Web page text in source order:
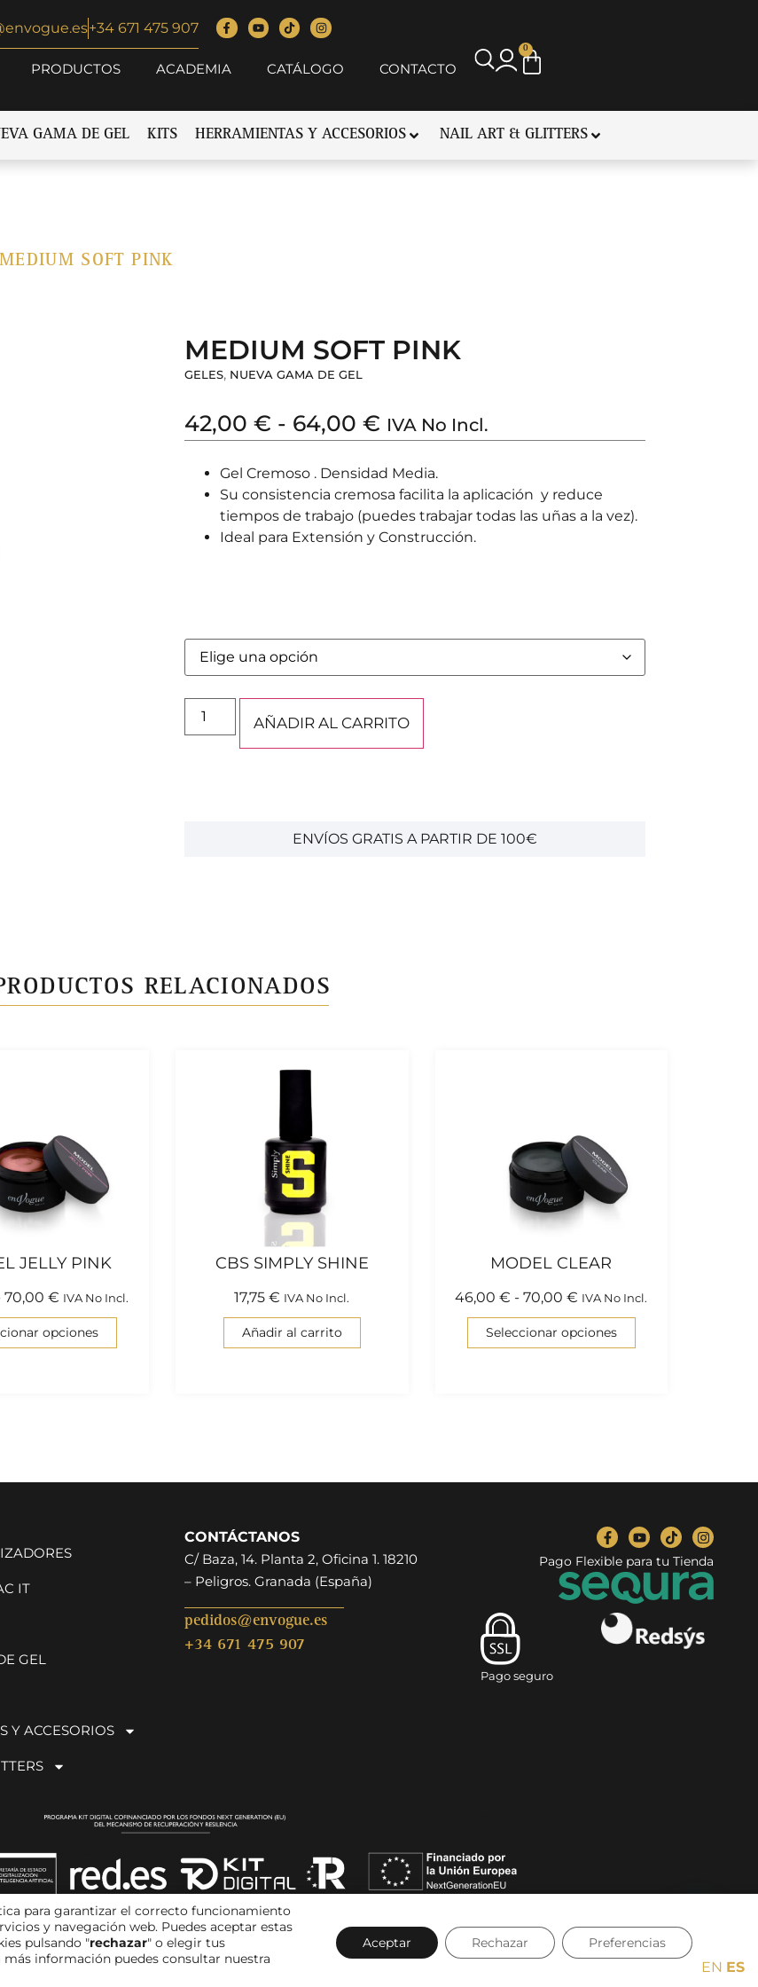
+34 671 475 907
PRODUCTOS ACADEMIA CATÁLOGO CONTACTO
0
GAMA DE GEL KITS HERRAMIENTAS Y ACCESORIOS NAIL ART & GLITTERS
SOFT PINK
MEDIUM SOFT PINK
GELES, NUEVA GAMA DE GEL
42,00 € - 64,00 € IVA No Incl.
Gel Cremoso . Densidad Media.
Su consistencia cremosa facilita la aplicación y reduce
tiempos de trabajo (puedes trabajar todas las uñas a la vez).
Ideal para Extensión y Construcción.
AÑADIR AL CARRITO
ENVÍOS GRATIS A PARTIR DE 100€
RELACIONADOS
JELLY PINK
70,00€ IVA No Incl.
opciones
CBS SIMPLY SHINE
17,75€ IVA No Incl.
Añadir al carrito
MODEL CLEAR
46,00€ - 70,00€ IVA No Incl.
Seleccionar opciones
IT
GEL
Y ACCESORIOS
CONTÁCTANOS
C/ Baza, 14. Planta 2, Oficina 1. 18210
– Peligros. Granada (España)
pedidos@envogue.es
+34 671 475 907
Pago Flexible para tu Tienda
Pago seguro
legal|Política de privacidad|Condiciones de compra|Devoluciones y reembolsos|Política de cookies|Accesibilidad
EN ES
para garantizar el correcto funcionamiento
y navegación web. Puedes aceptar estas
pulsando "rechazar" o elegir tus
más información puedes consultar nuestra
Aceptar Rechazar Preferencias